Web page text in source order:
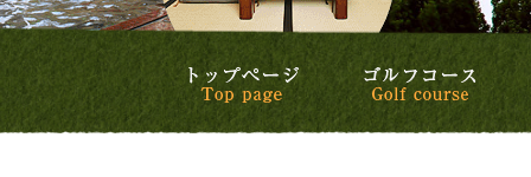
ゴル
トップページ